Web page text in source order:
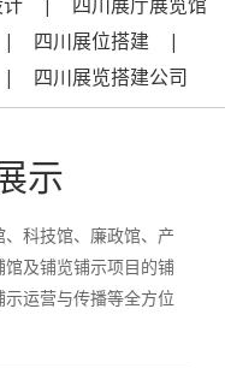
| 四川展位搭建 |
川展览搭建公司
示
科技馆、廉政馆、产
及铺览铺示项目的铺
运营与传播等全方位